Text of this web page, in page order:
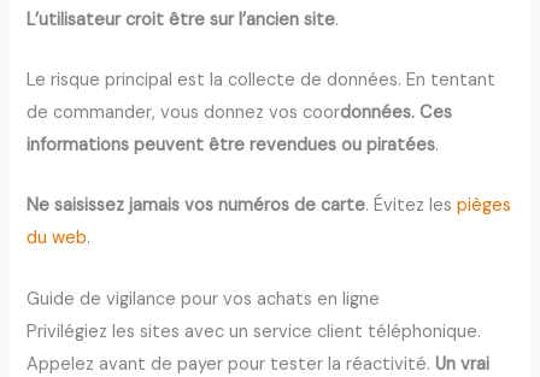
L’utilisateur croit être sur l’ancien site.
Le risque principal est la collecte de données. En tentant
de commander, vous donnez vos coordonnées. Ces
informations peuvent être revendues ou piratées.
Ne saisissez jamais vos numéros de carte. Évitez lespièges
du web.
Guide de vigilance pour vos achats en ligne
Privilégiez les sites avec un service client téléphonique.
Appelez avant de payer pour tester la réactivité.Un vrai